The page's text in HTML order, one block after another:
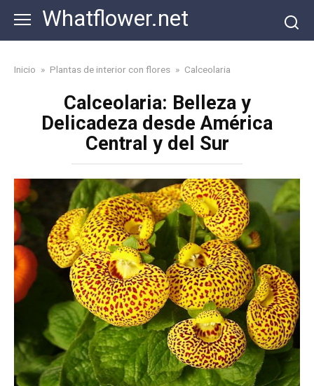
content
Whatflower.net
Inicio » Plantas de interior con flores » Calceolaria
Calceolaria: Belleza y
Delicadeza desde América
Central y del Sur